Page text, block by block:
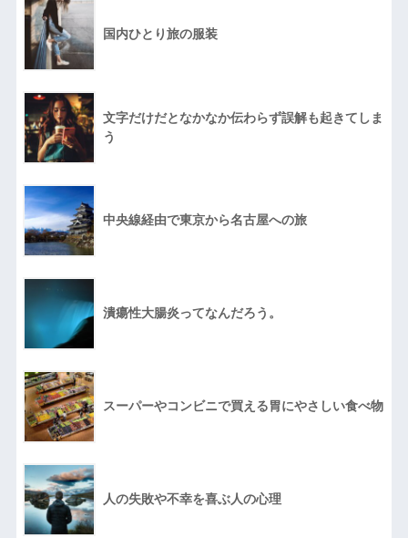
国内ひとり旅の服装
文字だけだとなかなか伝わらず誤解も起きてしま
う
中央線経由で東京から名古屋への旅
潰瘍性大腸炎ってなんだろう。
スーパーやコンビニで買える胃にやさしい食べ物
人の失敗や不幸を喜ぶ人の心理